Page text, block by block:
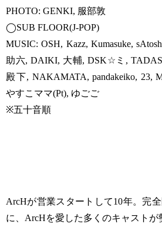
PHOTO: GENKI, 服部敦
◯SUB FLOOR(J-POP)
MUSIC: OSH, Kazz, Kumasuke,
助六, DAIKI, 大輔, DSK☆ミ,
殿下, NAKAMATA, pandakeiko, 23,
やすこママ(Pt), ゆごご
※五十音順
ArcHが営業スタートして10年。完
に、ArcHを愛した多くのキャストが